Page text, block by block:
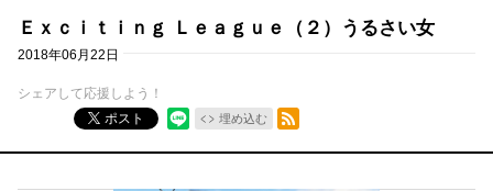
Ｅｘｃｉｔｉｎｇ Ｌｅａｇｕｅ（２）うるさい女
2018年06月22日
シェアして応援しよう！
ポスト
埋め込む
RSSフィード